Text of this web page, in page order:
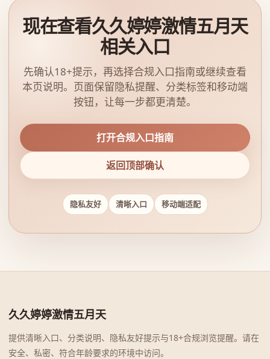
现在查看久久婷婷激情五月天
相关入口
先确认18+提示，再选择合规入口指南或继续查看
本页说明。页面保留隐私提醒、分类标签和移动端
按钮，让每一步都更清楚。
打开合规入口指南
返回顶部确认
隐私友好 清晰入口 移动端适配
久久婷婷激情五月天
提供清晰入口、分类说明、隐私友好提示与18+合规浏览提醒。请在
安全、私密、符合年龄要求的环境中访问。